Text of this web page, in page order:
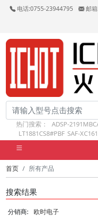
电话:0755-23944795
邮
热门搜索： ADSP-
LT1881CS8#PBF SAF-
首页 所有产品
搜索结果
分销商: 欧时电子